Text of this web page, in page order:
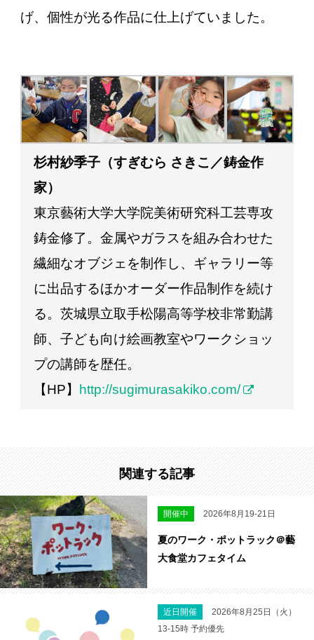
げ、個性が光る作品に仕上げていました。
杉村紗季子（すぎむら さきこ／鋳金作
家）
東京藝術大学大学院美術研究科工芸専攻
鋳金修了。金属やガラスを組み合わせた
繊細なオブジェを制作し、ギャラリー等
に出品するほかオーダー作品制作を続け
る。茨城県立取手松陽高等学校非常勤講
師、子ども向け絵画教室やワークショッ
プの講師を歴任。
【HP】
http://sugimurasakiko.com/
関連する記事
開催中 2026年8月19-21日
夏のワーク・ポットラック＠藝
大食堂カフェタイム
近日開催
2026年8月25日（火）
13-15時 予約優先